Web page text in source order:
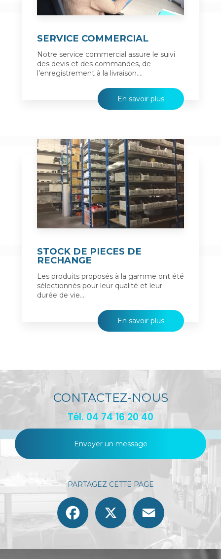
SERVICE COMMERCIAL
Notre service commercial assure le suivi
des devis et des commandes, de
l’enregistrement à la livraison....
En savoir plus
STOCK DE PIECES DE
RECHANGE
Les produits proposés à la gamme ont été
sélectionnés pour leur qualité et leur
durée de vie....
En savoir plus
CONTACTEZ-NOUS
Tél. 04 74 16 20 40
Envoyer un message
PARTAGEZ CETTE PAGE
Facebook